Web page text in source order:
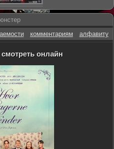
комментариям алфавиту
смотреть онлайн